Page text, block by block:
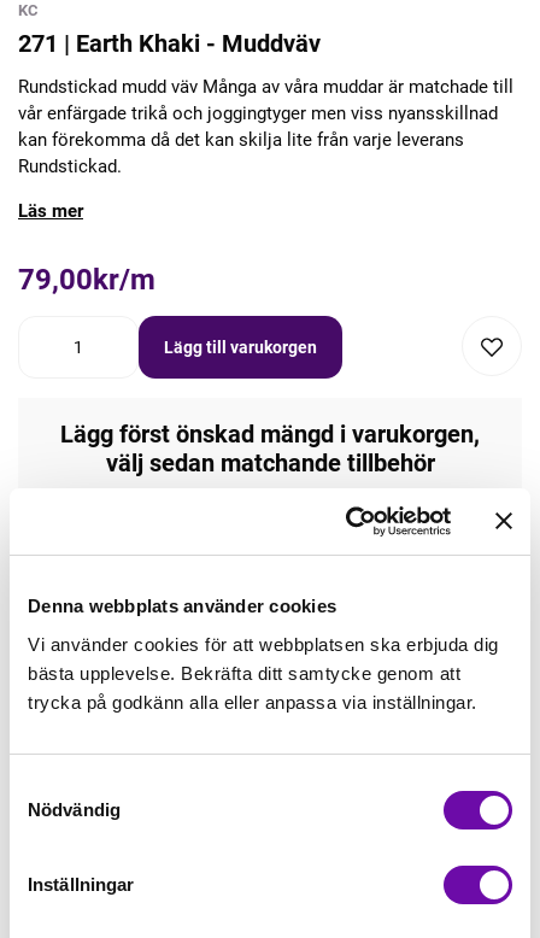
Denna webbplats använder cookies
Vi använder cookies för att webbplatsen ska erbjuda dig
bästa upplevelse. Bekräfta ditt samtycke genom att
trycka på godkänn alla eller anpassa via inställningar.
Nödvändig
Inställningar
KC
271 | Earth Khaki - Muddväv
Rundstickad mudd väv Många av våra muddar är matchade till
vår enfärgade trikå och joggingtyger men viss nyansskillnad
kan förekomma då det kan skilja lite från varje leverans
Rundstickad.
Läs mer
79,00kr/m
Lägg till varukorgen
Lägg först önskad mängd i varukorgen,
välj sedan matchande tillbehör
Tråd matchande +45,00kr
Enfärgat matchande +49,00kr
Öglad jogging, matchande +70,00kr
Borstad jogging, matchande +75,00kr
4 st Matchande Overlocktråd +100,00kr